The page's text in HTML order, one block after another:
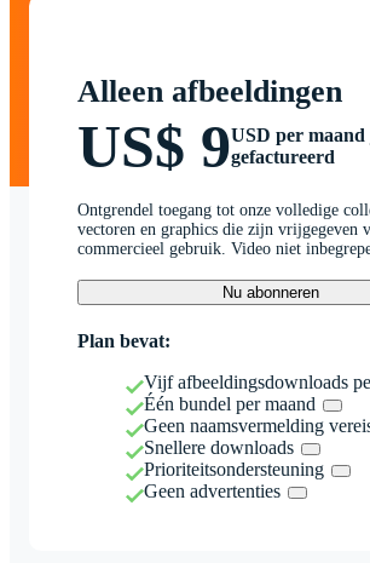
Alleen afbeeldingen
US$ 9USD per
gefactureerd
Ontgrendel toegang tot onze volledige
vectoren en graphics die zijn vrijgegeven
commercieel gebruik. Video niet
Nu abonneren
Plan bevat:
Vijf afbeeldingsdownloads
Één bundel per maand
Geen naamsvermelding
Snellere downloads
Prioriteitsondersteuning
Geen advertenties